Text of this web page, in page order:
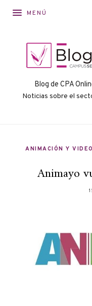
MENÚ
Blog de CPA
Noticias sobre el
ANIMACIÓN Y
Animayo